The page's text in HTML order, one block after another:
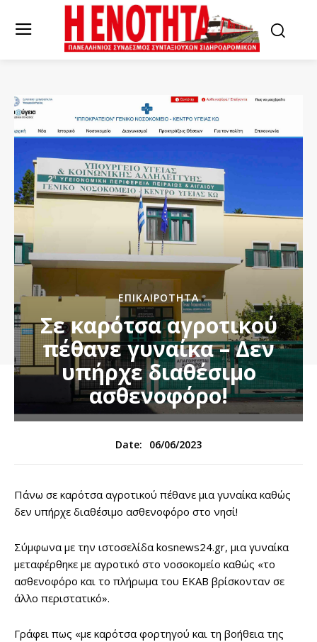
ΕΠΙΚΑΙΡΌΤΗΤΑ
Σε καρότσα αγροτικού
πέθανε γυναίκα – Δεν
υπήρχε διαθέσιμο
ασθενοφόρο!
Date: 06/06/2023
Πάνω σε καρότσα αγροτικού πέθανε μια γυναίκα καθώς
δεν υπήρχε διαθέσιμο ασθενοφόρο στο νησί!
Σύμφωνα με την ιστοσελίδα kosnews24.gr, μια γυναίκα
μεταφέρθηκε με αγροτικό στο νοσοκομείο καθώς «το
ασθενοφόρο και το πλήρωμα του ΕΚΑΒ βρίσκονταν σε
άλλο περιστατικό».
Γράφει πως «με καρότσα φορτηγού και τη βοήθεια της